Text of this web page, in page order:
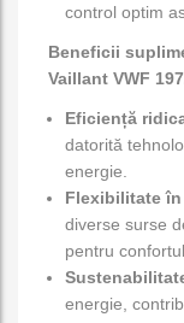
control optim
Beneficii
Vaillant VWF
Eficiență
datorită
energie.
Flexibilitate
diverse surse
pentru
energie,